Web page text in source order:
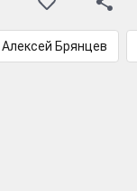
Алексей Брянцев